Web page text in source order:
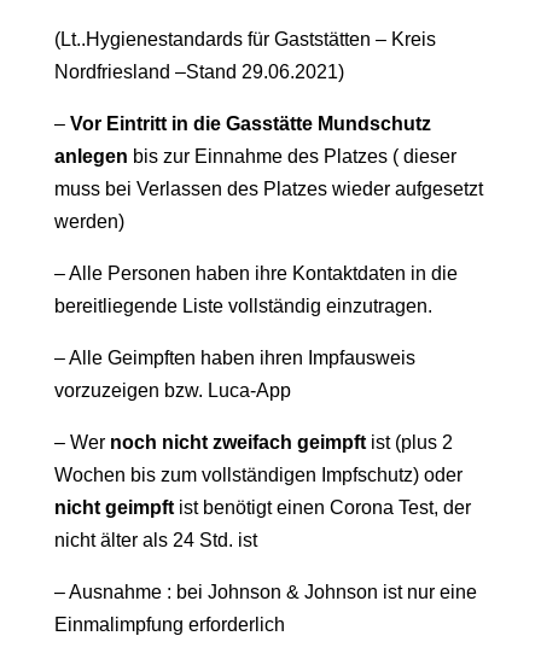
(Lt..Hygienestandards für Gaststätten – Kreis
Nordfriesland –Stand 29.06.2021)
– Vor Eintritt in die Gasstätte Mundschutz
anlegen bis zur Einnahme des Platzes ( dieser
muss bei Verlassen des Platzes wieder aufgesetzt
werden)
– Alle Personen haben ihre Kontaktdaten in die
bereitliegende Liste vollständig einzutragen.
– Alle Geimpften haben ihren Impfausweis
vorzuzeigen bzw. Luca-App
– Wer noch nicht zweifach geimpftist (plus 2
Wochen bis zum vollständigen Impfschutz) oder
nicht geimpftist benötigt einen Corona Test, der
nicht älter als 24 Std. ist
– Ausnahme : bei Johnson & Johnson ist nur eine
Einmalimpfung erforderlich